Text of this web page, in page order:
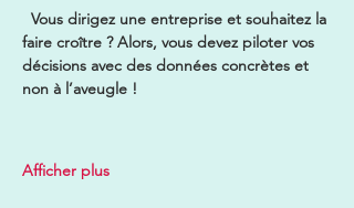
Vous dirigez une entreprise et souhaitez la
faire croître ? Alors, vous devez piloter vos
décisions avec des données concrètes et
non à l’aveugle !
Afficher plus